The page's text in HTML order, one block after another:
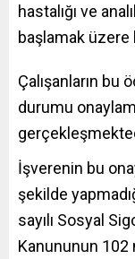
hastalığı ve
başlamak
Çalışanların bu
durumu
İşverenin bu
şekilde
sayılı Sosyal
Kanununun